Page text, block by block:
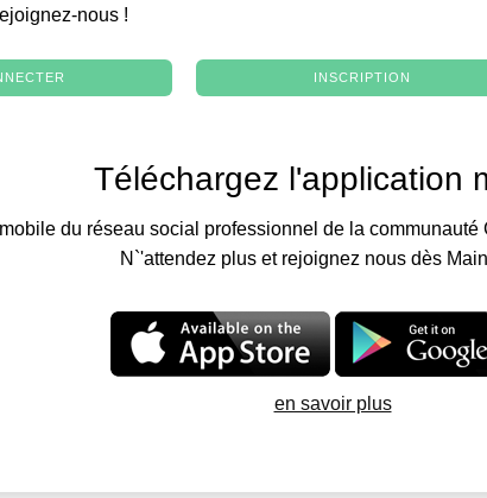
nous !
INSCRIPTION
Téléchargez l'application
du réseau social professionnel de la
N`'attendez plus et rejoignez nous dès
en savoir plus